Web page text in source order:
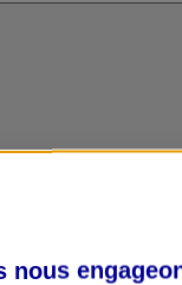
nous